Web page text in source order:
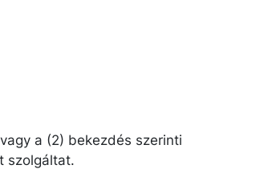
a (2) bekezdés szerinti
szolgáltat.